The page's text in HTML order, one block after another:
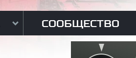
СООБЩЕСТВО